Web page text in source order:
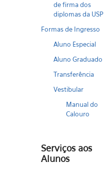
de firma dos
diplomas da USP
Formas de Ingresso
Aluno Especial
Aluno Graduado
Transferência
Vestibular
Manual do
Calouro
Serviços aos
Alunos